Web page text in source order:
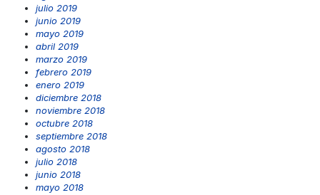
julio 2019
junio 2019
mayo 2019
abril 2019
marzo 2019
febrero 2019
enero 2019
diciembre 2018
noviembre 2018
octubre 2018
septiembre 2018
agosto 2018
julio 2018
junio 2018
mayo 2018